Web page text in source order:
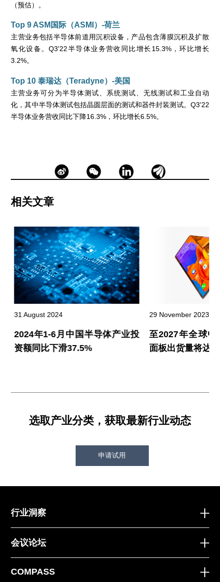
（预估）。
Top 9 ASM国际（ASMI）-荷兰
主营业务包括半导体前道用沉积设备，产品包含薄膜沉积及扩散
氧化设备。Q3'22半导体业务营收同比增长15.3%，环比增长
3.2%。
Top 10 泰瑞达（Teradyne）-美国
主营业务可分为半导体测试、系统测试、无线测试和工业自动
化，其中半导体测试包括晶圆层面的测试和器件封装测试。Q3'22
半导体业务营收同比下降16.3%，环比增长6.5%。
相关文章
31 August 2024
2024年1-6月中国半导体产业投
资额同比下滑37.5%
29 November 2023
至2027年全球中
面板出货量将达
选取产业分类，获取最新行业动态
申请试用
行业洞察
会议论坛
COMPASS